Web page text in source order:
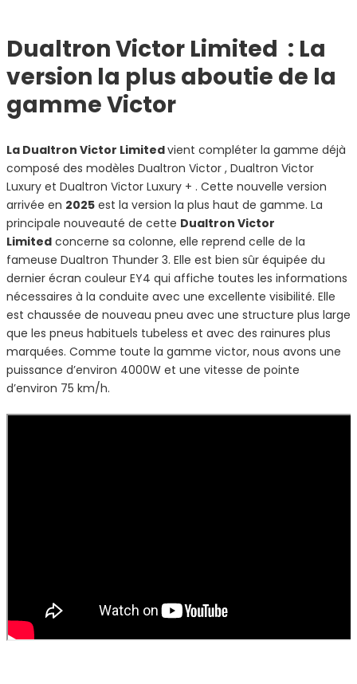
Dualtron Victor Limited : La
version la plus aboutie de la
gamme Victor
La Dualtron Victor Limitedvient compléter la gamme déjà
composé des modèles Dualtron Victor , Dualtron Victor
Luxury et Dualtron Victor Luxury + . Cette nouvelle version
arrivée en 2025 est la version la plus haut de gamme. La
principale nouveauté de cette Dualtron Victor
Limited concerne sa colonne, elle reprend celle de la
fameuse Dualtron Thunder 3. Elle est bien sûr équipée du
dernier écran couleur EY4 qui affiche toutes les informations
nécessaires à la conduite avec une excellente visibilité. Elle
est chaussée de nouveau pneu avec une structure plus large
que les pneus habituels tubeless et avec des rainures plus
marquées. Comme toute la gamme victor, nous avons une
puissance d’environ 4000W et une vitesse de pointe
d’environ 75 km/h.